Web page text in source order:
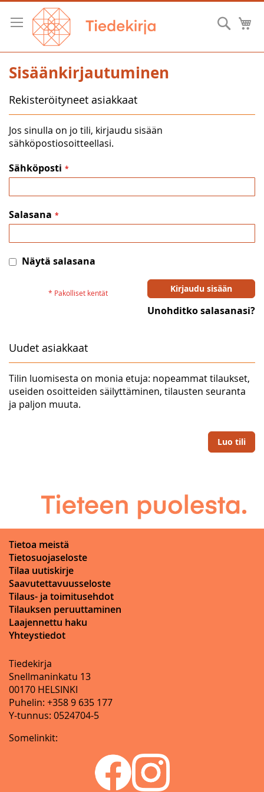
Skip
Content
Hae
Sisäänkirjautuminen
Rekisteröityneet asiakkaat
Jos sinulla on jo tili, kirjaudu sisään
sähköpostiosoitteellasi.
Sähköposti
Salasana
Näytä salasana
Kirjaudu sisään
Unohditko salasanasi?
Uudet asiakkaat
Tilin luomisesta on monia etuja: nopeammat tilaukset,
useiden osoitteiden säilyttäminen, tilausten seuranta
ja paljon muuta.
Luo tili
Tietoa meistä
Tietosuojaseloste
Tilaa uutiskirje
Saavutettavuusseloste
Tilaus- ja toimitusehdot
Tilauksen peruuttaminen
Laajennettu haku
Yhteystiedot
Tiedekirja
Snellmaninkatu 13
00170 HELSINKI
Puhelin: +358 9 635 177
Y-tunnus: 0524704-5
Somelinkit: